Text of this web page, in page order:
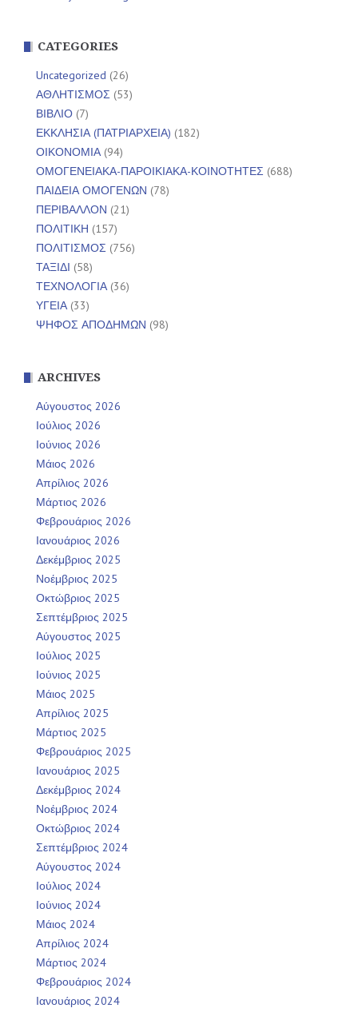
CATEGORIES
Uncategorized (26)
ΑΘΛΗΤΙΣΜΟΣ (53)
ΒΙΒΛΙΟ (7)
ΕΚΚΛΗΣΙΑ (ΠΑΤΡΙΑΡΧΕΙΑ) (182)
ΟΙΚΟΝΟΜΙΑ(94)
ΟΜΟΓΕΝΕΙΑΚΑ-ΠΑΡΟΙΚΙΑΚΑ-ΚΟΙΝΟΤΗΤΕΣ (688)
ΠΑΙΔΕΙΑ ΟΜΟΓΕΝΩΝ (78)
ΠΕΡΙΒΑΛΛΟΝ (21)
ΠΟΛΙΤΙΚΗ (157)
ΠΟΛΙΤΙΣΜΟΣ (756)
ΤΑΞΙΔΙ (58)
ΤΕΧΝΟΛΟΓΙΑ(36)
ΥΓΕΙΑ(33)
ΨΗΦΟΣ ΑΠΟΔΗΜΩΝ (98)
ARCHIVES
Αύγουστος 2026
Ιούλιος 2026
Ιούνιος 2026
Μάιος 2026
Απρίλιος 2026
Μάρτιος 2026
Φεβρουάριος 2026
Ιανουάριος 2026
Δεκέμβριος 2025
Νοέμβριος 2025
Οκτώβριος 2025
Σεπτέμβριος 2025
Αύγουστος 2025
Ιούλιος 2025
Ιούνιος 2025
Μάιος 2025
Απρίλιος 2025
Μάρτιος 2025
Φεβρουάριος 2025
Ιανουάριος 2025
Δεκέμβριος 2024
Νοέμβριος 2024
Οκτώβριος 2024
Σεπτέμβριος 2024
Αύγουστος 2024
Ιούλιος 2024
Ιούνιος 2024
Μάιος 2024
Απρίλιος 2024
Μάρτιος 2024
Φεβρουάριος 2024
Ιανουάριος 2024